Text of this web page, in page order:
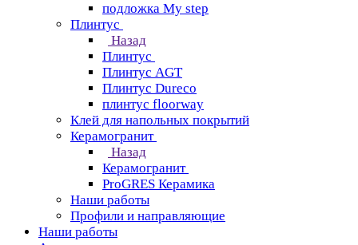
подложка My step
Плинтус
Назад
Плинтус
Плинтус AGT
Плинтус Dureco
плинтус floorway
Клей для напольных покрытий
Керамогранит
Назад
Керамогранит
ProGRES Керамика
Наши работы
Профили и направляющие
Наши работы